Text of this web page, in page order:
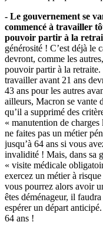
- Le gouvernement se
commencé à travailler
pouvoir partir à la
générosité ! C’est déjà le
devront, comme les
pouvoir partir à la retraite.
travailler avant 21 ans
43 ans pour les autres
ailleurs, Macron se vante
qu’il a supprimé des
« manutention de
ne faites pas un métier
jusqu’à 64 ans si vous
invalidité ! Mais, dans sa
« visite médicale
exercez un métier à
vous pourrez alors avoir
êtes déménageur, il
espérer un départ
64 ans !